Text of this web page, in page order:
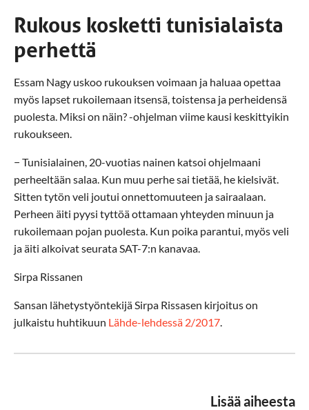
Rukous kosketti tunisialaista
perhettä
Essam Nagy uskoo rukouksen voimaan ja haluaa opettaa
myös lapset rukoilemaan itsensä, toistensa ja perheidensä
puolesta. Miksi on näin? -ohjelman viime kausi keskittyikin
rukoukseen.
− Tunisialainen, 20-vuotias nainen katsoi ohjelmaani
perheeltään salaa. Kun muu perhe sai tietää, he kielsivät.
Sitten tytön veli joutui onnettomuuteen ja sairaalaan.
Perheen äiti pyysi tyttöä ottamaan yhteyden minuun ja
rukoilemaan pojan puolesta. Kun poika parantui, myös veli
ja äiti alkoivat seurata SAT-7:n kanavaa.
Sirpa Rissanen
Sansan lähetystyöntekijä Sirpa Rissasen kirjoitus on
julkaistu huhtikuun Lähde-lehdessä 2/2017.
Lisää aiheesta